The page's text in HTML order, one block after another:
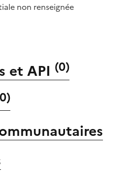
non renseignée
et API (0)
0)